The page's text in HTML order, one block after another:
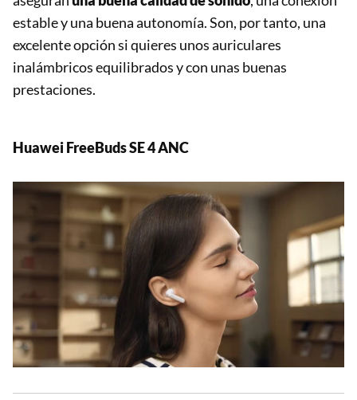
estable y una buena autonomía. Son, por tanto, una
excelente opción si quieres unos auriculares
inalámbricos equilibrados y con unas buenas
prestaciones.
Huawei FreeBuds SE 4 ANC